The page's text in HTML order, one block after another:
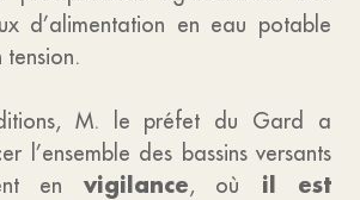
d’alimentation en eau potable
tension.
M. le préfet du Gard a
l’ensemble des bassins versants
en vigilance, où il est